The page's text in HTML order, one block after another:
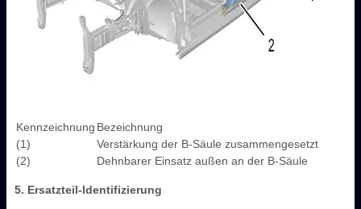
Kennzeichnung Bezeichnung
(1)
Verstärkung der B-Säule zusammengesetzt
(2)
Dehnbarer Einsatz außen an der B-Säule
5. Ersatzteil-Identifizierung